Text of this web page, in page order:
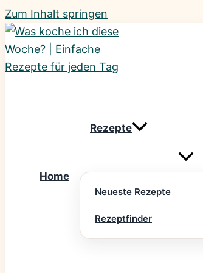
Zum Inhalt springen
Home
Rezepte
Neueste Rezepte
Rezeptfinder